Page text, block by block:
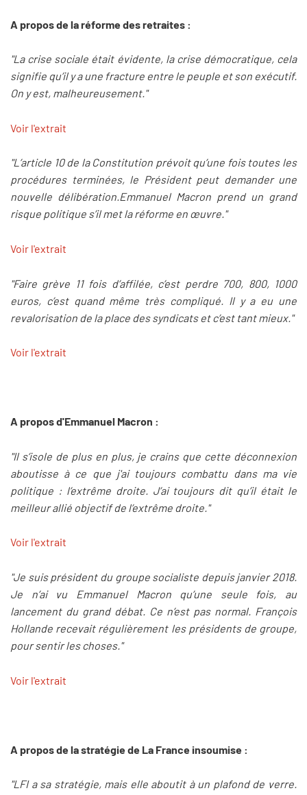
A propos de la réforme des retraites :
"La crise sociale était évidente, la crise démocratique, cela
signifie qu’il y a une fracture entre le peuple et son exécutif.
On y est, malheureusement."
Voir l'extrait
"L’article 10 de la Constitution prévoit qu’une fois toutes les
procédures terminées, le Président peut demander une
nouvelle délibération.Emmanuel Macron prend un grand
risque politique s’il met la réforme en œuvre."
Voir l'extrait
"Faire grève 11 fois d’affilée, c’est perdre 700, 800, 1000
euros, c’est quand même très compliqué. Il y a eu une
revalorisation de la place des syndicats et c’est tant mieux."
Voir l'extrait
A propos d'Emmanuel Macron :
"Il s’isole de plus en plus, je crains que cette déconnexion
aboutisse à ce que j'ai toujours combattu dans ma vie
politique : l’extrême droite. J’ai toujours dit qu’il était le
meilleur allié objectif de l’extrême droite."
Voir l'extrait
"Je suis président du groupe socialiste depuis janvier 2018.
Je n’ai vu Emmanuel Macron qu’une seule fois, au
lancement du grand débat. Ce n’est pas normal. François
Hollande recevait régulièrement les présidents de groupe,
pour sentir les choses."
Voir l'extrait
A propos de la stratégie de La France insoumise :
"LFI a sa stratégie, mais elle aboutit à un plafond de verre.